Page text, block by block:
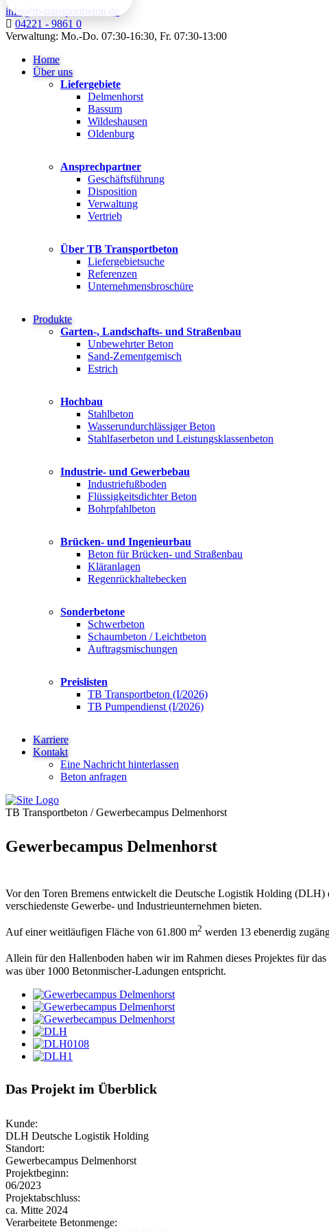
info@tb-transportbeton.de
04221 - 9861 0
Verwaltung: Mo.-Do. 07:30-16:30, Fr. 07:30-13:00
Home
Über uns
Liefergebiete
Delmenhorst
Bassum
Wildeshausen
Oldenburg
Ansprechpartner
Geschäftsführung
Disposition
Verwaltung
Vertrieb
Über TB Transportbeton
Liefergebietsuche
Referenzen
Unternehmensbroschüre
Produkte
Garten-, Landschafts- und Straßenbau
Unbewehrter Beton
Sand-Zementgemisch
Estrich
Hochbau
Stahlbeton
Wasserundurchlässiger Beton
Stahlfaserbeton und Leistungsklassenbeton
Industrie- und Gewerbebau
Industriefußboden
Flüssigkeitsdichter Beton
Bohrpfahlbeton
Brücken- und Ingenieurbau
Beton für Brücken- und Straßenbau
Kläranlagen
Regenrückhaltebecken
Sonderbetone
Schwerbeton
Schaumbeton / Leichtbeton
Auftragsmischungen
Preislisten
TB Transportbeton (I/2026)
TB Pumpendienst (I/2026)
Karriere
Kontakt
Eine Nachricht hinterlassen
Beton anfragen
TB Transportbeton /Gewerbecampus Delmenhorst
Gewerbecampus Delmenhorst
Vor den Toren Bremens entwickelt die Deutsche Logistik Holding (DLH)
verschiedenste Gewerbe- und Industrieunternehmen bieten.
Auf einer weitläufigen Fläche von 61.800 m2 werden 13 ebenerdig
Allein für den Hallenboden haben wir im Rahmen dieses Projektes für
was über 1000 Betonmischer-Ladungen entspricht.
Das Projekt im Überblick
Kunde:
DLH Deutsche Logistik Holding
Standort:
Gewerbecampus Delmenhorst
Projektbeginn:
06/2023
Projektabschluss:
ca. Mitte 2024
Verarbeitete Betonmenge: